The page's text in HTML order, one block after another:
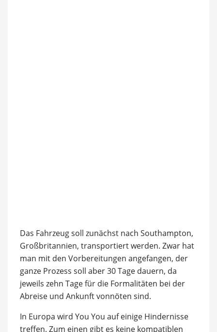
Das Fahrzeug soll zunächst nach Southampton,
Großbritannien, transportiert werden. Zwar hat
man mit den Vorbereitungen angefangen, der
ganze Prozess soll aber 30 Tage dauern, da
jeweils zehn Tage für die Formalitäten bei der
Abreise und Ankunft vonnöten sind.
In Europa wird You You auf einige Hindernisse
treffen. Zum einen gibt es keine kompatiblen